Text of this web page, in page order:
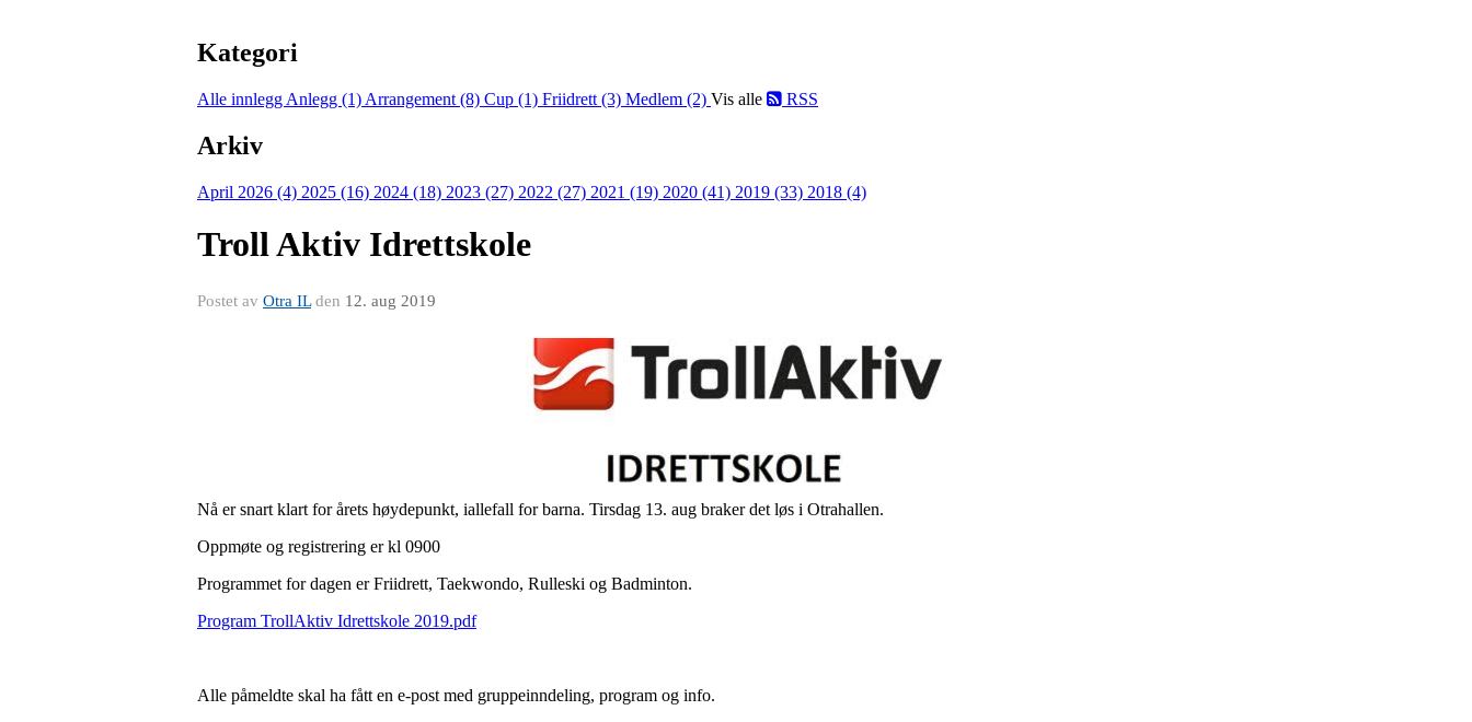
Kategori
Alle innlegg Anlegg (1) Arrangement (8) Cup (1) Friidrett (3) Medlem (2) Vis alle RSS
Arkiv
April 2026 (4) 2025 (16) 2024 (18) 2023 (27) 2022 (27) 2021 (19) 2020 (41) 2019 (33) 2018 (4)
Troll Aktiv Idrettskole
Postet av Otra ILden 12. aug 2019
Nå er snart klart for årets høydepunkt, iallefall for barna. Tirsdag 13. aug braker det løs i Otrahallen.
Oppmøte og registrering er kl 0900
Programmet for dagen er Friidrett, Taekwondo, Rulleski og Badminton.
Program TrollAktiv Idrettskole 2019.pdf
Alle påmeldte skal ha fått en e-post med gruppeinndeling, program og info.